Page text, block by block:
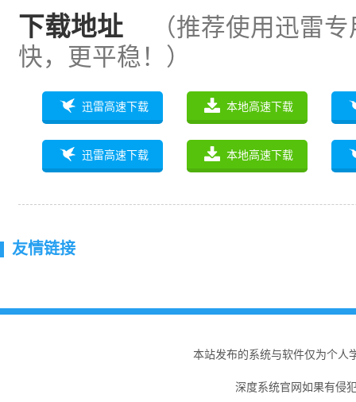
下载地址
（推荐使用迅雷专
快，更平稳！）
迅雷高速下载 本地高速下载
迅雷高速下载 本地高速下载
友情链接
本站发布的系统与软件仅为个人
深度系统官网如果有侵